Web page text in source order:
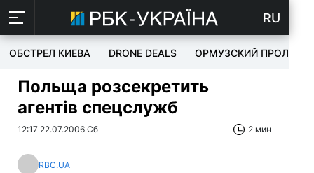
RU
ОБСТРЕЛ КИЕВА DRONE DEALS ОРМУЗСКИЙ ПРОЛИВ
Польща розсекретить
агентів спецслужб
12:17 22.07.2006 Сб 2 мин
RBC.UA